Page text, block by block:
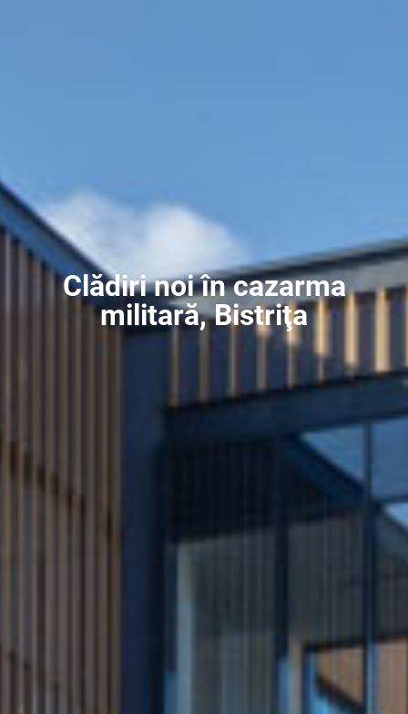
Clădiri noi în cazarma
militară, Bistriţa